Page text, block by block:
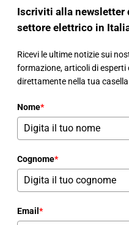
Iscriviti alla newsletter
settore elettrico in
Ricevi le ultime notizie sui
formazione, articoli di
direttamente nella tua
Nome*
Cognome*
Email *